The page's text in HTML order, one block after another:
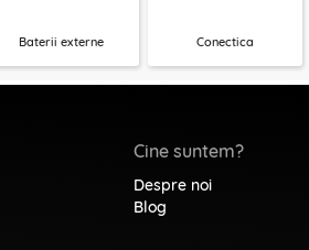
Baterii externe Conectica
Cine suntem?
Despre noi
Blog